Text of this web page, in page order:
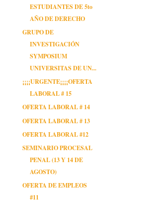
ESTUDIANTES DE 5to
AÑO DE DERECHO
GRUPO DE
INVESTIGACIÓN
SYMPOSIUM
UNIVERSITAS DE UN...
¡¡¡¡URGENTE¡¡¡¡OFERTA
LABORAL # 15
OFERTA LABORAL # 14
OFERTA LABORAL # 13
OFERTA LABORAL #12
SEMINARIO PROCESAL
PENAL (13 Y 14 DE
AGOSTO)
OFERTA DE EMPLEOS
#11